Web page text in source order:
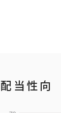
配当性向